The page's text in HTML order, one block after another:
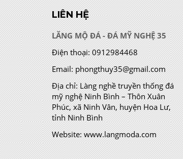
LIÊN HỆ
LĂNG MỘ ĐÁ - ĐÁ MỸ NGHỆ 35
Điện thoại: 0912984468
Email: phongthuy35@gmail.com
Địa chỉ:Làng nghề truyền thống đá
mỹ nghệ Ninh Bình – Thôn Xuân
Phúc, xã Ninh Vân, huyện Hoa Lư,
tỉnh Ninh Bình
Website: www.langmoda.com